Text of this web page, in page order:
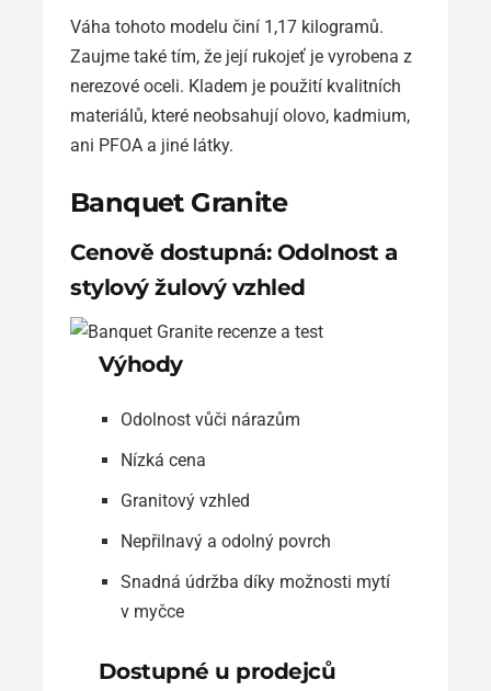
Váha tohoto modelu činí 1,17 kilogramů.
Zaujme také tím, že její rukojeť je vyrobena z
nerezové oceli. Kladem je použití kvalitních
materiálů, které neobsahují olovo, kadmium,
ani PFOA a jiné látky.
Banquet Granite
Cenově dostupná: Odolnost a
stylový žulový vzhled
Výhody
Odolnost vůči nárazům
Nízká cena
Granitový vzhled
Nepřilnavý a odolný povrch
Snadná údržba díky možnosti mytí
v myčce
Dostupné u prodejců